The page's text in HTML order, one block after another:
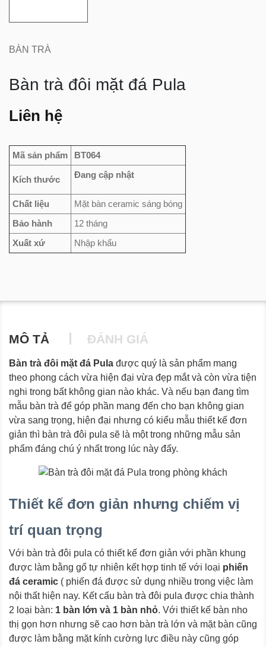
BÀN TRÀ
Bàn trà đôi mặt đá Pula
Liên hệ
Mã sản phẩm BT064
Kích thước Đang cập nhật
Chất liệu
Mặt bàn ceramic sáng bóng
Bảo hành
12 tháng
Xuất xứ
Nhập khẩu
MÔ TẢ ĐÁNH GIÁ
Bàn trà đôi mặt đá Pula được quý là sản phẩm mang
theo phong cách vừa hiện đại vừa đẹp mắt và còn vừa tiện
nghi trong bất không gian nào khác. Và nếu bạn đang tìm
mẫu bàn trà để góp phần mang đến cho bạn không gian
vừa sang trọng, hiện đại nhưng có kiểu mẫu thiết kế đơn
giản thì bàn trà đôi pula sẽ là một trong những mẫu sản
phẩm đáng chú ý nhất trong lúc này đấy.
Thiết kế đơn giản nhưng chiếm vị
trí quan trọng
Với bàn trà đôi pula có thiết kế đơn giản với phần khung
được làm bằng gổ tự nhiên kết hợp tinh tế với loại phiến
đá ceramic ( phiến đá được sử dụng nhiều trong việc làm
nội thất hiện nay. Kết cấu bàn trà đôi pula được chia thành
2 loại bàn: 1 bàn lớn và 1 bàn nhỏ. Với thiết kế bàn nho
thị gọn hơn nhưng sẽ cao hơn bàn trà lớn và mặt bàn cũng
được làm bằng mặt kính cường lực điều này cũng góp